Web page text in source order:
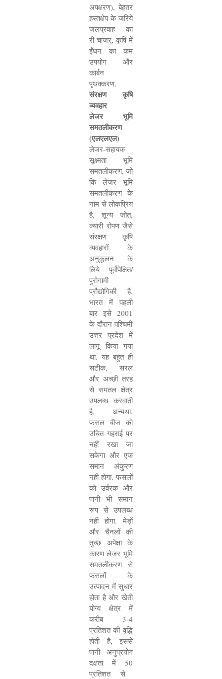
अपक्षरण), बेहतर
हस्तक्षेप के जरिये
जलप्रवाह का
री-चाजऱ्, कृषि में
ईंधन का कम
उपयोग और
कार्बन
पृथक्करण.
संरक्षण कृषि
व्यवहार
लेजर भूमि
समतलीकरण
(एलएलएल)
लेजर-सहायक
सूक्ष्मता भूमि
समतलीकरण, जो
कि लेजर भूमि
समतलीकरण के
नाम से लोकप्रिय
है, शून्य जोत,
क्यारी रोपण जैसे
संरक्षण कृषि
व्यवहारों के
अनुकूलन के
लिये पूर्वोपेक्षित/
पुरोगामी
प्रौद्योगिकी है.
भारत में पहली
बार इसे 2001
के दौरान पश्चिमी
उत्तर प्रदेश में
लागू किया गया
था. यह बहुत ही
सटीक, सरल
और अच्छी तरह
से समतल क्षेत्र
उपलब्ध करवाती
है, अन्यथा,
फसल बीज को
उचित गहराई पर
नहीं रखा जा
सकेगा और एक
समान अंकुरण
नहीं होगा. फसलों
को उर्वरक और
पानी भी समान
रूप से उपलब्ध
नहीं होगा. मेड़ों
और चैनलों की
तुच्छ अपेक्षा के
कारण लेजर भूमि
समतलीकरण से
फसलों के
उत्पादन में सुधार
होता है और खेती
योग्य क्षेत्र में
करीब 3-4
प्रतिशत की वृद्धि
होती है, इससे
पानी अनुप्रयोग
दक्षता में 50
प्रतिशत से